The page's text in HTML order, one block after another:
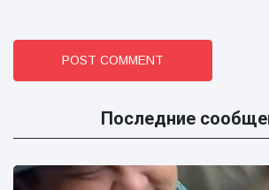
POST COMMENT
Последние